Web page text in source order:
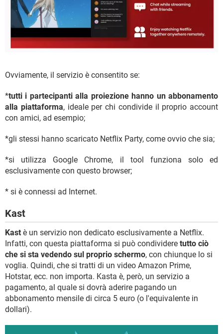
Ovviamente, il servizio è consentito se:
*tutti i partecipanti alla proiezione hanno un abbonamento
alla piattaforma, ideale per chi condivide il proprio account
con amici, ad esempio;
*gli stessi hanno scaricato Netflix Party, come ovvio che sia;
*si utilizza Google Chrome, il tool funziona solo ed
esclusivamente con questo browser;
* si è connessi ad Internet.
Kast
Kast è un servizio non dedicato esclusivamente a Netflix.
Infatti, con questa piattaforma si può condividere tutto ciò
che si sta vedendo sul proprio schermo, con chiunque lo si
voglia. Quindi, che si tratti di un video Amazon Prime,
Hotstar, ecc. non importa. Kasta è, però, un servizio a
pagamento, al quale si dovrà aderire pagando un
abbonamento mensile di circa 5 euro (o l'equivalente in
dollari).